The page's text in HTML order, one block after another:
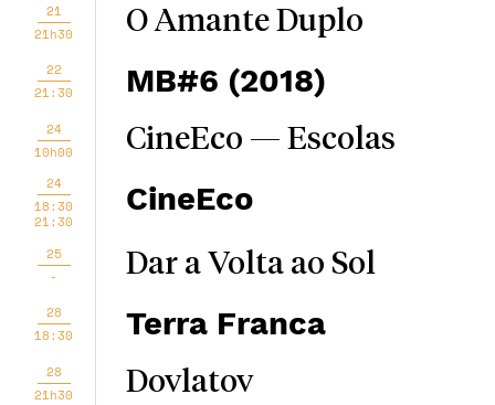
21
21h30
O Amante Duplo
22
21:30
MB#6 (2018)
24
10h00
CineEco — Escolas
24
18:30
21:30
CineEco
25
-
Dar a Volta ao Sol
28
18:30
Terra Franca
28
21h30
Dovlatov